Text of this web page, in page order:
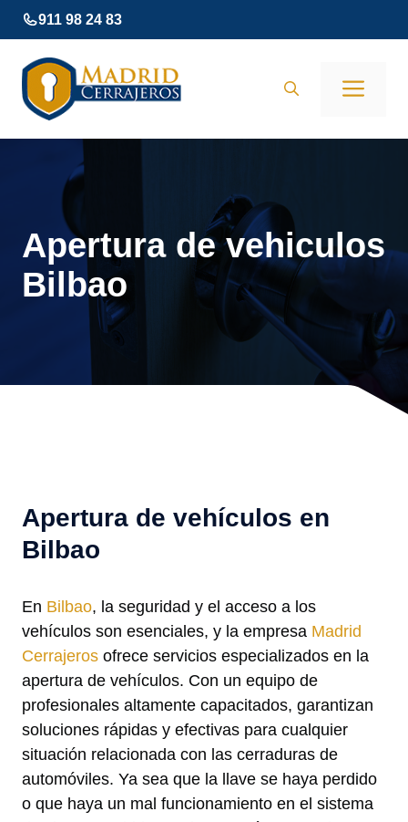
Saltar
al
contenido
911 98 24 83
Apertura de vehiculos
Bilbao
Apertura de vehículos en
Bilbao
En Bilbao, la seguridad y el acceso a los
vehículos son esenciales, y la empresa Madrid
Cerrajeros ofrece servicios especializados en la
apertura de vehículos. Con un equipo de
profesionales altamente capacitados, garantizan
soluciones rápidas y efectivas para cualquier
situación relacionada con las cerraduras de
automóviles. Ya sea que la llave se haya perdido
o que haya un mal funcionamiento en el sistema